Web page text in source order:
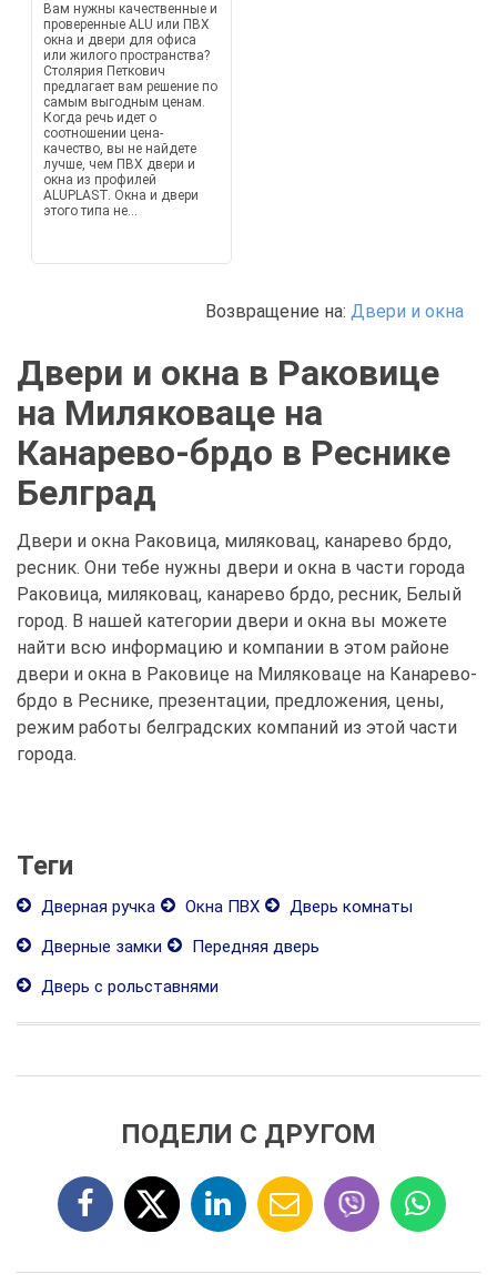
Вам нужны качественные и
проверенные ALU или ПВХ
окна и двери для офиса
или жилого пространства?
Столярия Петкович
предлагает вам решение по
самым выгодным ценам.
Когда речь идет о
соотношении цена-
качество, вы не найдете
лучше, чем ПВХ двери и
окна из профилей
ALUPLAST. Окна и двери
этого типа не...
Возвращение на: Двери и окна
Двери и окна в Раковице
на Миляковаце на
Канарево-брдо в Реснике
Белград
Двери и окна Раковица, миляковац, канарево брдо,
ресник. Они тебе нужны двери и окна в части города
Раковица, миляковац, канарево брдо, ресник, Белый
город. В нашей категории двери и окна вы можете
найти всю информацию и компании в этом районе
двери и окна в Раковице на Миляковаце на Канарево-
брдо в Реснике, презентации, предложения, цены,
режим работы белградских компаний из этой части
города.
Теги
Дверная ручка Окна ПВХ
Дверь комнаты
Дверные замки
Передняя дверь
Дверь с рольставнями
ПОДЕЛИ С ДРУГОМ